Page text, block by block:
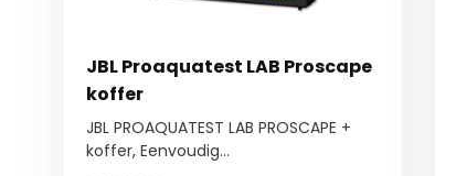
JBL Proaquatest LAB Proscape
koffer
JBL PROAQUATEST LAB PROSCAPE +
koffer, Eenvoudig...